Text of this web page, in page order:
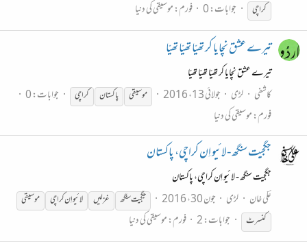
کراچی
جوابات: 0 فورم:موسیقی کی دنیا
تیرے عشق نچایا کر تھیّا تھیّا تھیّا
تیرے عشق نچایا کر تھیّا تھیّا تھیّا
کاشفی
لڑی جولائی 13، 2016 موسیقی پاکستان کراچی
جوابات: 0
فورم:موسیقی کی دنیا
جگجیت سنگھ - لائیو اِن کراچی، پاکستان
جگجیت سنگھ - لائیو اِن کراچی، پاکستان
عؔلی خان
لڑی جون 30، 2016 جگجیت سنگھ غزلیں لائیو اِن کراچی
موسیقی
کنسرٹ
جوابات: 2 فورم:موسیقی کی دنیا